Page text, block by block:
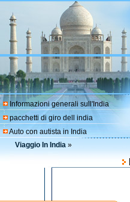
Informazioni generali sull'India
pacchetti di giro dell india
Auto con autista in India
Viaggio In India »